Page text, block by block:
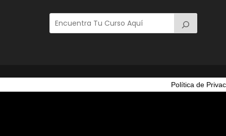
Política de